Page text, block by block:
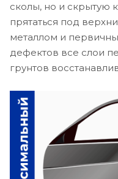
сколы, но и скрытую
прятаться под
металлом и
дефектов все слои
грунтов